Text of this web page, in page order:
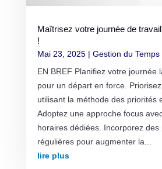
Maîtrisez votre journée de
!
Mai 23, 2025| Gestion du
EN BREF Planifiez votre journée
pour un départ en force.
utilisant la méthode des priorités
Adoptez une approche focus
horaires dédiées. Incorporez des
régulières pour augmenter la...
lire plus